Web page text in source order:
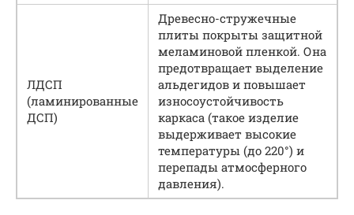
ЛДСП
(ламинированные
ДСП)
Древесно-стружечные
плиты покрыты защитной
меламиновой пленкой. Она
предотвращает выделение
альдегидов и повышает
износоустойчивость
каркаса (такое изделие
выдерживает высокие
температуры (до 220°) и
перепады атмосферного
давления).